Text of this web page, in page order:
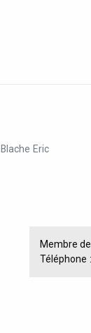
Blache Eric
Membre
Téléphone :